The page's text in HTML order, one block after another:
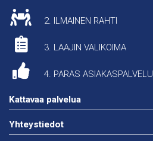
2. ILMAINEN RAHTI
3. LAAJIN VALIKOIMA
4. PARAS ASIAKASPALVELU
Kattavaa palvelua
Yhteystiedot